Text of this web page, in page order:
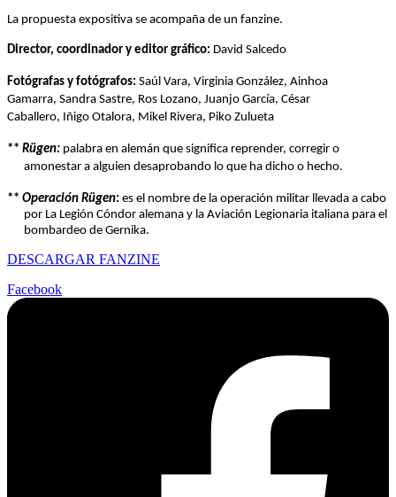
La propuesta expositiva se acompaña de un fanzine.
Director, coordinador y editor gráfico: David Salcedo
Fotógrafas y fotógrafos: Saúl Vara, Virginia González, Ainhoa
Gamarra, Sandra Sastre, Ros Lozano, Juanjo García, César
Caballero, Iñigo Otalora, Mikel Rivera, Piko Zulueta
**Rügen: palabra en alemán que significa reprender, corregir o
amonestar a alguien desaprobando lo que ha dicho o hecho.
**Operación Rügen:es el nombre de la operación militar llevada a cabo
por La Legión Cóndor alemana y la Aviación Legionaria italiana para el
bombardeo de Gernika.
DESCARGAR FANZINE
Facebook